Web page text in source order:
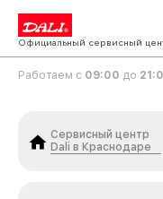
Официальный сервисный
Работаем с 09:00 до
Сервисный центр
Dali в Краснодаре